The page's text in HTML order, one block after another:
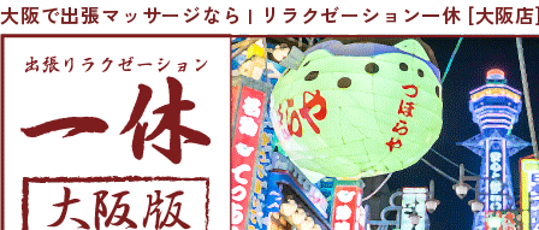
大阪で出張マッサージなら | リラクゼーション一休 [大阪